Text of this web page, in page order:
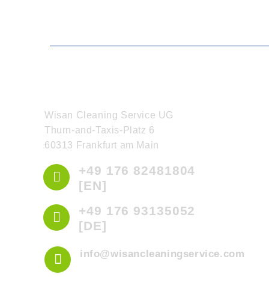
Wisan Cleaning Service UG
Thurn-and-Taxis-Platz 6
60313 Frankfurt am Main
+49 176 82481804
[EN]
+49 176 93135052
[DE]
info@wisancleaningservice.com